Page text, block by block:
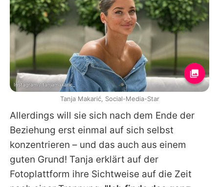
Allerdings will sie sich nach dem Ende der
Beziehung erst einmal auf sich selbst
konzentrieren – und das auch aus einem
guten Grund! Tanja erklärt auf der
Fotoplattform ihre Sichtweise auf die Zeit
Instagram / tanjamakaric_
Tanja Makarić, Social-Media-Star